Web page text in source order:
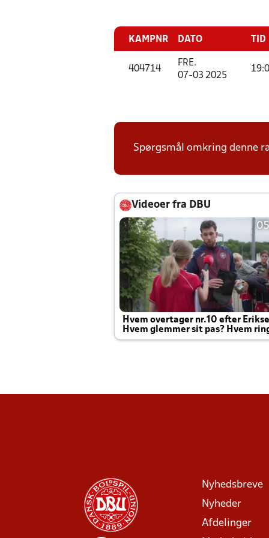
KAMPNR DATO TID
404714
FRE.
07-03 2025
Spørgsmål omkring denne
Videoer fra DBU
Hvem overtager nr.10 efter
Hvem glemmer sit pas? Hvem
Joachim altid til efter kampe?
Nyhedsbreve
Nyheder
Afdelinger